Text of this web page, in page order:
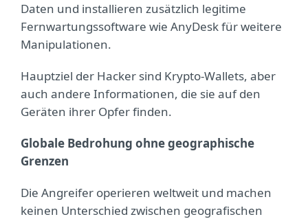
Daten und installieren zusätzlich legitime
Fernwartungssoftware wie AnyDesk für weitere
Manipulationen.
Hauptziel der Hacker sind Krypto-Wallets, aber
auch andere Informationen, die sie auf den
Geräten ihrer Opfer finden.
Globale Bedrohung ohne geographische
Grenzen
Die Angreifer operieren weltweit und machen
keinen Unterschied zwischen geografischen